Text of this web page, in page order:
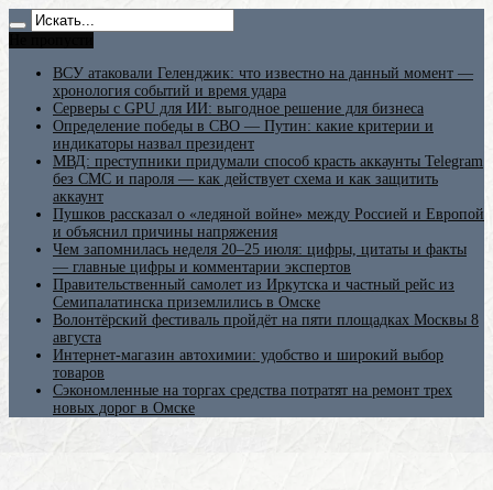
ВСУ атаковали Геленджик: что известно на данный момент —
хронология событий и время удара
Серверы с GPU для ИИ: выгодное решение для бизнеса
Определение победы в СВО — Путин: какие критерии и
индикаторы назвал президент
МВД: преступники придумали способ красть аккаунты Telegram
без СМС и пароля — как действует схема и как защитить
аккаунт
Пушков рассказал о «ледяной войне» между Россией и Европой
и объяснил причины напряжения
Чем запомнилась неделя 20–25 июля: цифры, цитаты и факты
— главные цифры и комментарии экспертов
Правительственный самолет из Иркутска и частный рейс из
Семипалатинска приземлились в Омске
Волонтёрский фестиваль пройдёт на пяти площадках Москвы 8
августа
Интернет-магазин автохимии: удобство и широкий выбор
товаров
Сэкономленные на торгах средства потратят на ремонт трех
новых дорог в Омске